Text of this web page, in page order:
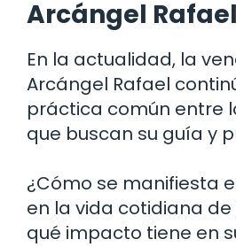
Arcángel Rafael
En la actualidad, la
Arcángel Rafael
práctica común entre
que buscan su guía y
¿Cómo se manifiesta
en la vida cotidiana
qué impacto tiene en